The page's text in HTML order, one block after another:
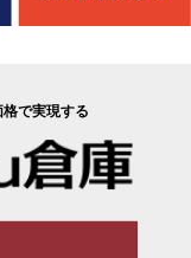
で実現する